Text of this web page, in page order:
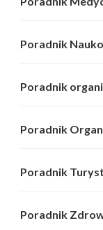
Poradnik
Poradnik
Poradnik
Poradnik
Poradnik